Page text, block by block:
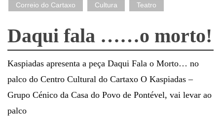
Correio do Cartaxo
Cultura Teatro
Daqui fala ……o morto!
Kaspiadas apresenta a peça Daqui Fala o Morto… no
palco do Centro Cultural do Cartaxo O Kaspiadas –
Grupo Cénico da Casa do Povo de Pontével, vai levar ao
palco